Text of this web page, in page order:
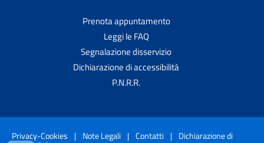
Prenota appuntamento
Leggi le FAQ
Segnalazione disservizio
Dichiarazione di accessibilità
P.N.R.R.
Privacy-Cookies | Note Legali | Contatti | Dichiarazione di